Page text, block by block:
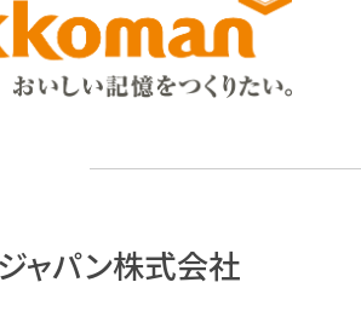
ャパン株式会社